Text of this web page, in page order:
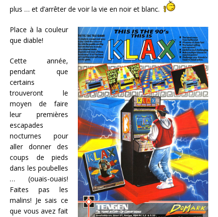
plus … et d’arrêter de voir la vie en noir et blanc.
Place à la couleur
que diable!
Cette année,
pendant que
certains
trouveront le
moyen de faire
leur premières
escapades
nocturnes pour
aller donner des
coups de pieds
dans les poubelles
… (ouais-ouais!
Faites pas les
malins! Je sais ce
que vous avez fait